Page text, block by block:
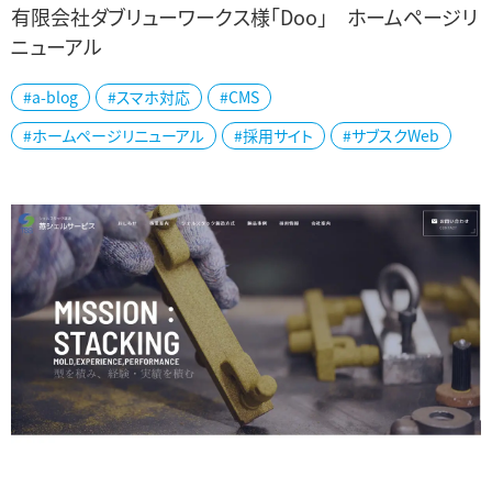
新潟市の有限会社ダブリューワークス様「Doo」の公式ホームページ
を制作しました。 デイサービス施設運営及び福祉用具の販売をされ
ています。 「Doo」グループ...
有限会社ダブリューワークス様「Doo」 ホームページリ
ニューアル
#a-blog #スマホ対応
#CMS
#ホームページリニューアル
#採用サイト #サブスクWeb